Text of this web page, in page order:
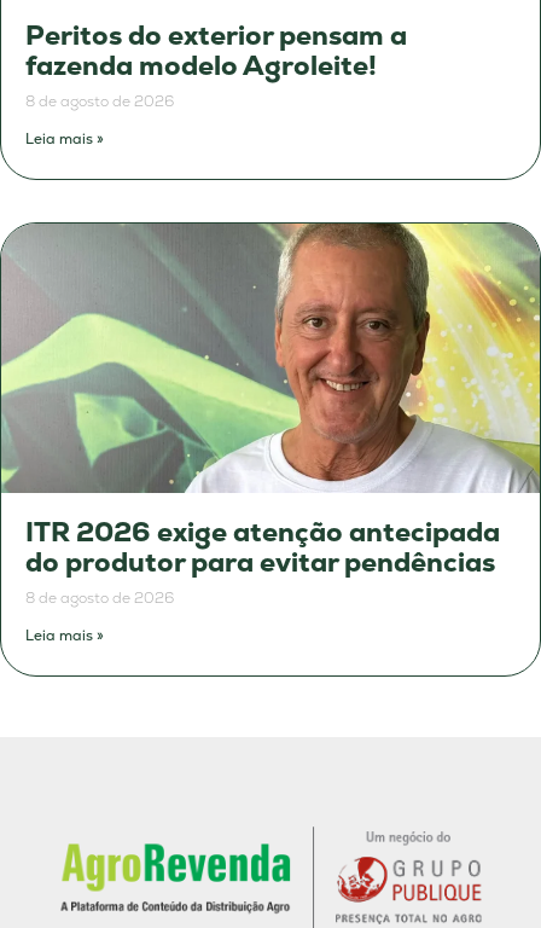
Peritos do exterior pensam a
fazenda modelo Agroleite!
8 de agosto de 2026
Leia mais »
ITR 2026 exige atenção antecipada
do produtor para evitar pendências
8 de agosto de 2026
Leia mais »